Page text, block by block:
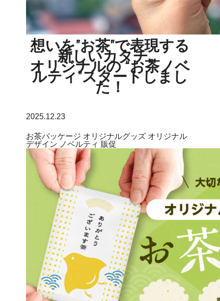
想いを”お茶”で表現する
新しいカタチ。
オリジナルの “お茶ノベ
ルティ”スタートしまし
た！
2025.12.23
お茶パッケージ オリジナルグッズ オリジナル
デザイン ノベルティ 販促